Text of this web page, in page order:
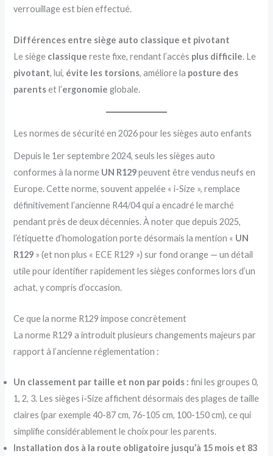
verrouillage est bien effectué.
Différences entre siège auto classique et pivotant
Le siège classique reste fixe, rendant l’accès plus difficile. Le
pivotant, lui, évite les torsions, améliore la posture des
parentset l’ergonomie globale.
Les normes de sécurité en 2026 pour les sièges auto enfants
Depuis le 1er septembre 2024, seuls les sièges auto
conformes à la norme UN R129peuvent être vendus neufs en
Europe. Cette norme, souvent appelée « i-Size », remplace
définitivement l’ancienne R44/04 qui a encadré le marché
pendant près de deux décennies. À noter que depuis 2025,
l’étiquette d’homologation porte désormais la mention « UN
R129 » (et non plus « ECE R129 ») sur fond orange — un détail
utile pour identifier rapidement les sièges conformes lors d’un
achat, y compris d’occasion.
Ce que la norme R129 impose concrètement
La norme R129 a introduit plusieurs changements majeurs par
rapport à l’ancienne réglementation :
Un classement par taille et non par poids : fini les groupes 0,
1, 2, 3. Les sièges i-Size affichent désormais des plages de taille
claires (par exemple 40-87 cm, 76-105 cm, 100-150 cm), ce qui
simplifie considérablement le choix pour les parents.
Installation dos à la route obligatoire jusqu’à 15 mois et 83